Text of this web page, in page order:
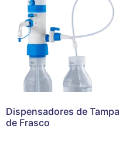
Dispensadores de Tampa
de Frasco